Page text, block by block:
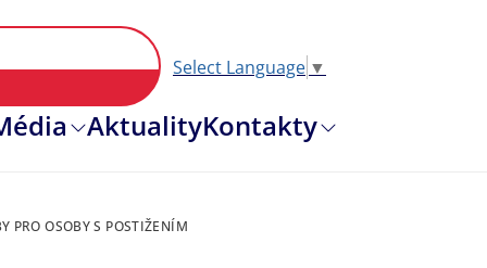
Select Language ▼
AktualityKontakty
PRO OSOBY S POSTIŽENÍM